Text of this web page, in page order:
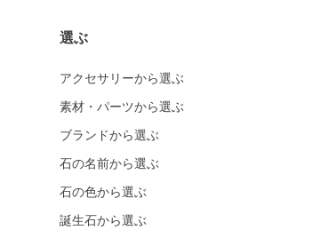
選ぶ
アクセサリーから選ぶ
素材・パーツから選ぶ
ブランドから選ぶ
石の名前から選ぶ
石の色から選ぶ
誕生石から選ぶ